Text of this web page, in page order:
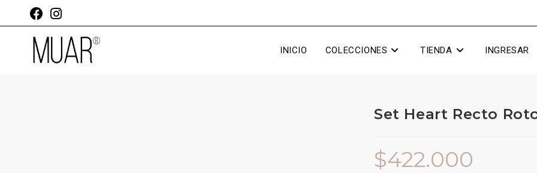
INICIO COLECCIONES TIENDA INGRESAR
Set Heart Recto
$422.000